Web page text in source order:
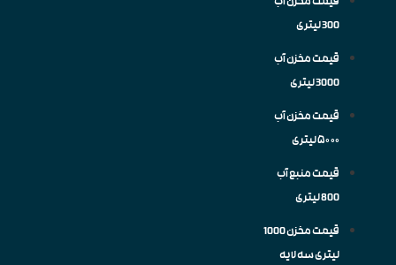
قیمت مخزن آب
قیمت مخزن آب
قیمت مخزن آب
قیمت منبع آب
قیمت مخزن 1000
لیتری سه لایه